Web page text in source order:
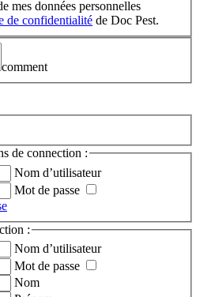
mes données personnelles
de confidentialité de Doc Pest.
comment
de connection :
Nom d’utilisateur
Mot de passe
:
Nom d’utilisateur
Mot de passe
Nom